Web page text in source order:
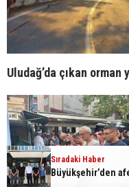
Sıradaki Haber
Uludağ’da çıkan orman
Sıradaki Haber